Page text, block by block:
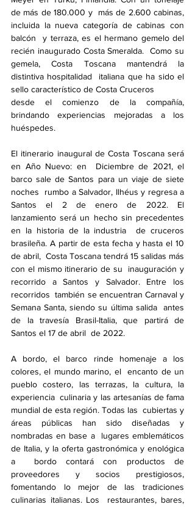
de más de 180.000 y  más de 2.600 cabinas,
incluida la nueva categoría de cabinas con
balcón  y terraza, es el hermano gemelo del
recién inaugurado Costa Smeralda.  Como su
gemela, Costa Toscana mantendrá la
distintiva hospitalidad  italiana que ha sido el
sello característico de Costa Cruceros
desde el comienzo de la compañía,
brindando experiencias mejoradas a los
huéspedes.
El itinerario inaugural de Costa Toscana será
en Año Nuevo: en  Diciembre de 2021, el
barco sale de Santos para un viaje de siete
noches  rumbo a Salvador, Ilhéus y regresa a
Santos el 2 de enero de 2022. El
lanzamiento será un hecho sin precedentes
en la historia de la industria  de cruceros
brasileña. A partir de esta fecha y hasta el 10
de abril,  Costa Toscana tendrá 15 salidas más
con el mismo itinerario de su  inauguración y
recorrido a Santos y Salvador. Entre los
recorridos  también se encuentran Carnaval y
Semana Santa, siendo su última salida  antes
de la travesía Brasil-Italia, que partirá de
Santos el 17 de abril  de 2022.
A bordo, el barco rinde homenaje a los
colores, el mundo marino, el  encanto de un
pueblo costero, las terrazas, la cultura, la
experiencia  culinaria y las artesanías de fama
mundial de esta región. Todas las  cubiertas y
áreas públicas han sido diseñadas y
nombradas en base a  lugares emblemáticos
de Italia, y la oferta gastronómica y enológica
a  bordo contará con productos de
proveedores y socios prestigiosos,
fomentando lo mejor de las tradiciones
culinarias italianas. Los  restaurantes, bares,